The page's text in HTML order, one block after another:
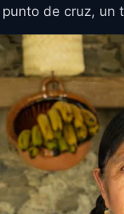
de cruz, un